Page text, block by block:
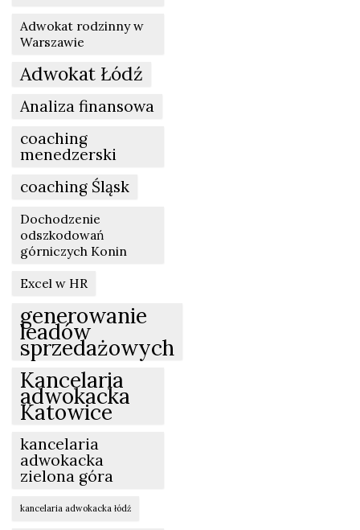
Adwokat rodzinny w
Warszawie
Adwokat Łódź
Analiza finansowa
coaching
menedzerski
coaching Śląsk
Dochodzenie
odszkodowań
górniczych Konin
Excel w HR
generowanie
leadów
sprzedażowych
Kancelaria
adwokacka
Katowice
kancelaria
adwokacka
zielona góra
kancelaria adwokacka łódź